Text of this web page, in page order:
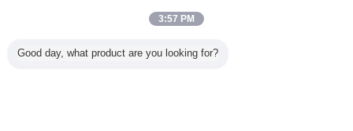
3:57 PM
Good day, what product are you looking for?